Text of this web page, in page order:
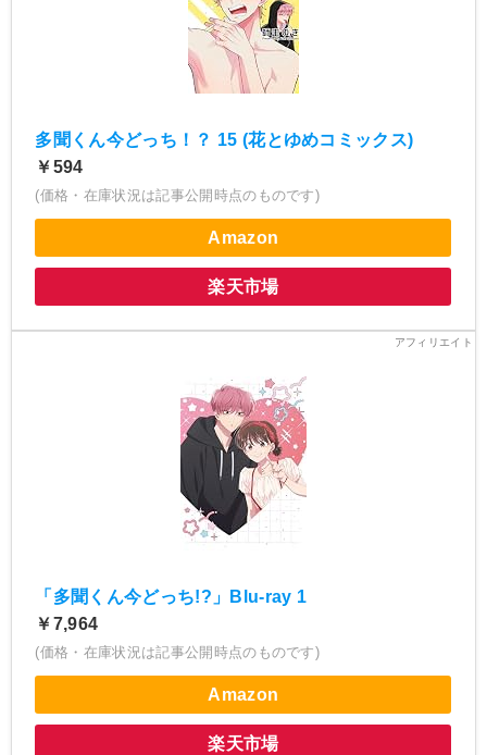
多聞くん今どっち！？ 15 (花とゆめコミックス)
￥594
(価格・在庫状況は記事公開時点のものです)
Amazon
楽天市場
「多聞くん今どっち!?」Blu-ray 1
￥7,964
(価格・在庫状況は記事公開時点のものです)
Amazon
楽天市場